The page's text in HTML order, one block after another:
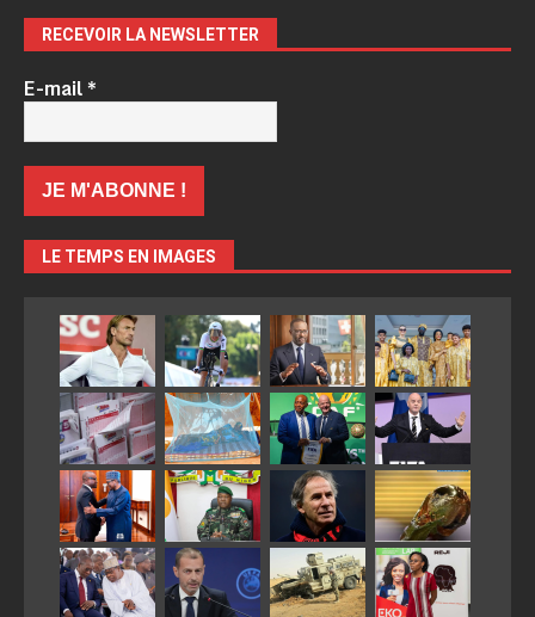
RECEVOIR LA NEWSLETTER
E-mail*
LE TEMPS EN IMAGES